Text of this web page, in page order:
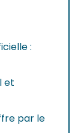
:
et
par le